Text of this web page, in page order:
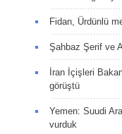
Fidan, Ürdünlü
Şahbaz Şerif ve
İran İçişleri
görüştü
Yemen: Suudi
vurduk